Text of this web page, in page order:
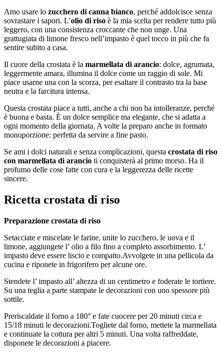
Amo usare lo zucchero di canna bianco, perché addolcisce senza
sovrastare i sapori. L’olio di riso è la mia scelta per rendere tutto più
leggero, con una consistenza croccante che non unge. Una
grattugiata di limone fresco nell’impasto è quel tocco in più che fa
sentire subito a casa.
Il cuore della crostata è la marmellata di arancio: dolce, agrumata,
leggermente amara, illumina il dolce come un raggio di sole. Mi
piace usarne una con la scorza, per esaltare il contrasto tra la base
neutra e la farcitura intensa.
Questa crostata piace a tutti, anche a chi non ha intolleranze, perché
è buona e basta. È un dolce semplice ma elegante, che si adatta a
ogni momento della giornata. A volte la preparo anche in formato
monoporzione: perfetta da servire a fine pasto.
Se ami i dolci naturali e senza complicazioni, questa crostata di riso
con marmellata di arancio ti conquisterà al primo morso. Ha il
profumo delle cose fatte con cura e la leggerezza delle ricette
sincere.
Ricetta crostata di riso
Preparazione crostata di riso
Setacciate e miscelate le farine, unite lo zucchero, le uova e il
limone, aggiungete l’ olio a filo fino a completo assorbimento. L’
impasto deve essere liscio e compatto.Avvolgete in una pellicola da
cucina e riponete in frigorifero per alcune ore.
Stendete l’ impasto all’ altezza di un centimetro e foderate le tortiere.
Su una teglia a parte stampate le decorazioni con uno spessore più
sottile.
Preriscaldate il forno a 180° e fate cuocere per 20 minuti circa e
15/18 minuti le decorazioni.Togliete dal forno, mettete la marmellata
e continuate la cottura per altri 5 minuti. Una volta raffreddate,
disponete le decorazioni a piacere.